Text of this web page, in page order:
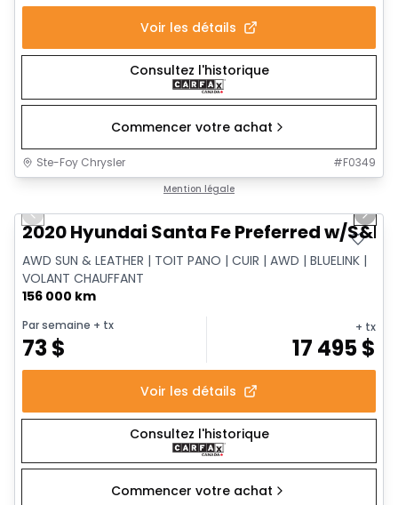
Voir les détails
Consultez l'historique
Commencer votre achat
Ste-Foy Chrysler #F0349
Mention légale
Previous slide Next
2020 Hyundai Santa Fe Preferred w/S&L
AWD SUN & LEATHER | TOIT PANO | CUIR | AWD | BLUELINK |
VOLANT CHAUFFANT
156 000 km
Par semaine + tx
73$
+ tx
17 495$
Voir les détails
Consultez l'historique
Commencer votre achat